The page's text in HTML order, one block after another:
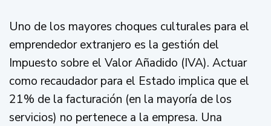
Uno de los mayores choques culturales para el
emprendedor extranjero es la gestión del
Impuesto sobre el Valor Añadido (IVA). Actuar
como recaudador para el Estado implica que el
21% de la facturación (en la mayoría de los
servicios) no pertenece a la empresa. Una